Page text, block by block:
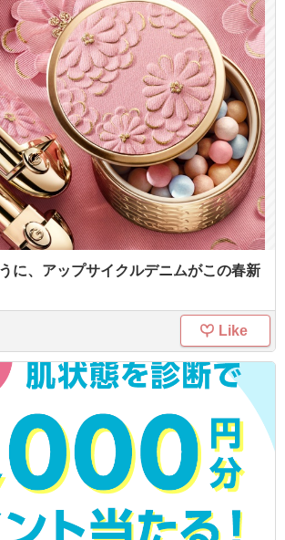
に、アップサイクルデニムがこの春新
Like